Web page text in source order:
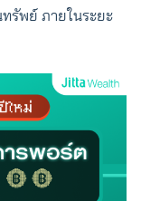
รัพย์ ภายในระยะ